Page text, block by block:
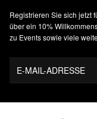
Registrieren Sie sich jetzt
über ein 10%
zu Events sowie viele
E-MAIL-ADRESSE